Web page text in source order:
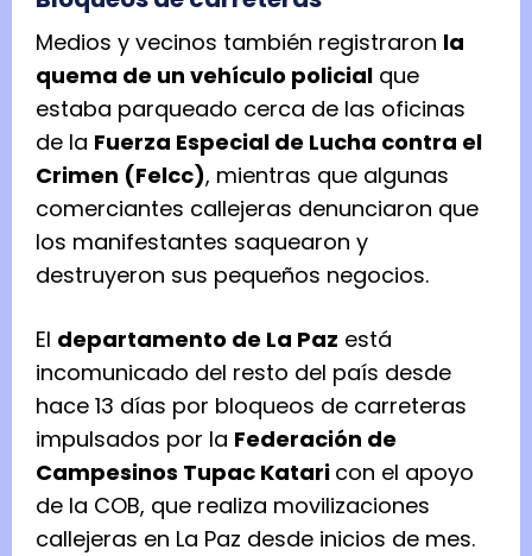
Medios y vecinos también registraron la
quema de un vehículo policial que
estaba parqueado cerca de las oficinas
de la Fuerza Especial de Lucha contra el
Crimen (Felcc), mientras que algunas
comerciantes callejeras denunciaron que
los manifestantes saquearon y
destruyeron sus pequeños negocios.
El departamento de La Paz está
incomunicado del resto del país desde
hace 13 días por bloqueos de carreteras
impulsados por la Federación de
Campesinos Tupac Katari con el apoyo
de la COB, que realiza movilizaciones
callejeras en La Paz desde inicios de mes.